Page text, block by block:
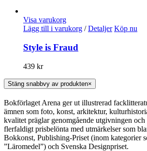
Visa varukorg
Lägg till i varukorg / Detaljer Köp nu
Style is Fraud
439 kr
Stäng snabbvy av produkten×
Bokförlaget Arena ger ut illustrerad
ämnen som foto, konst, arkitektur,
kvalitet präglar genomgående utgivningen och
flerfaldigt prisbelönta med utmärkelser som
Bokkonst, Publishing-Priset (inom kategorier
”Läromedel”) och Svenska Designpriset.